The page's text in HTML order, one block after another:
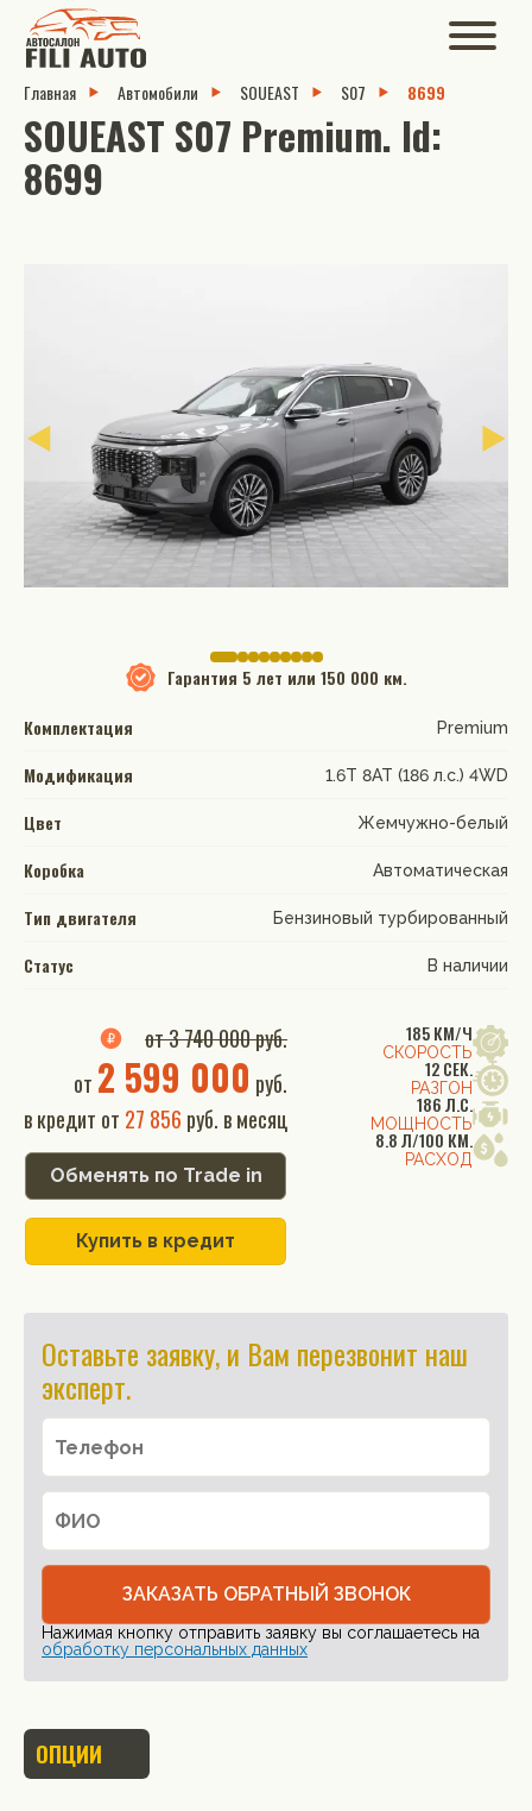
Главная Автомобили SOUEAST S07 8699
SOUEAST S07 Premium. Id:
8699
Гарантия 5 лет или 150 000 км.
Комплектация
Premium
Модификация 1.6T 8AT (186 л.с.) 4WD
Цвет Жемчужно-белый
Коробка Автоматическая
Тип двигателя Бензиновый турбированный
Статус В наличии
185 КМ/Ч
СКОРОСТЬ
12 СЕК.
РАЗГОН
186 Л.С.
МОЩНОСТЬ
8.8 Л/100 КМ.
РАСХОД
от 3 740 000 руб.
от 2 599 000 руб.
в кредит от 27 856 руб. в месяц
Обменять по Trade in
Купить в кредит
Оставьте заявку, и Вам перезвонит наш
эксперт.
ЗАКАЗАТЬ ОБРАТНЫЙ ЗВОНОК
Нажимая кнопку отправить заявку вы соглашаетесь на
обработку персональных данных
ОПЦИИ